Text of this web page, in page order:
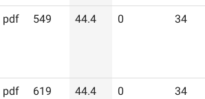
pdf 549 44.4 0 34
pdf 619 44.4 0 34